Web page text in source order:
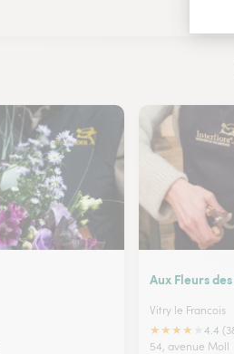
Aux Fleurs
Vitry le Francois
★★★★
4.4
54, avenue Moll